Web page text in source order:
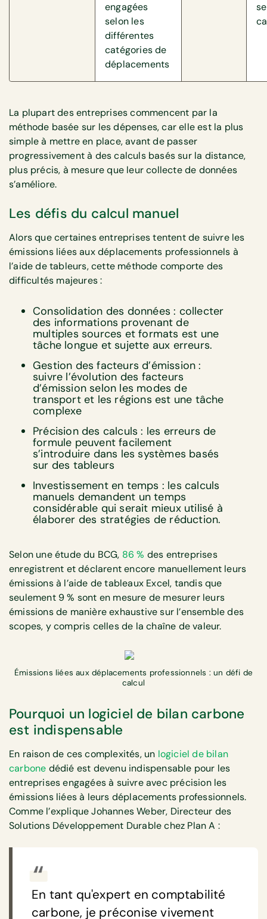
engagées
selon les
différentes
catégories de
déplacements
La plupart des entreprises commencent par la
méthode basée sur les dépenses, car elle est la plus
simple à mettre en place, avant de passer
progressivement à des calculs basés sur la distance,
plus précis, à mesure que leur collecte de données
s’améliore.
Les défis du calcul manuel
Alors que certaines entreprises tentent de suivre les
émissions liées aux déplacements professionnels à
l’aide de tableurs, cette méthode comporte des
difficultés majeures :
Consolidation des données : collecter
des informations provenant de
multiples sources et formats est une
tâche longue et sujette aux erreurs.
Gestion des facteurs d’émission :
suivre l’évolution des facteurs
d’émission selon les modes de
transport et les régions est une tâche
complexe
Précision des calculs : les erreurs de
formule peuvent facilement
s’introduire dans les systèmes basés
sur des tableurs
Investissement en temps : les calculs
manuels demandent un temps
considérable qui serait mieux utilisé à
élaborer des stratégies de réduction.
Selon une étude du BCG, 86 % des entreprises
enregistrent et déclarent encore manuellement leurs
émissions à l’aide de tableaux Excel, tandis que
seulement 9 % sont en mesure de mesurer leurs
émissions de manière exhaustive sur l’ensemble des
scopes, y compris celles de la chaîne de valeur.
Émissions liées aux déplacements professionnels : un défi de
calcul
Pourquoi un logiciel de bilan carbone
est indispensable
En raison de ces complexités, un logiciel de bilan
carbone dédié est devenu indispensable pour les
entreprises engagées à suivre avec précision les
émissions liées à leurs déplacements professionnels.
Comme l’explique Johannes Weber, Directeur des
Solutions Développement Durable chez Plan A :
En tant qu'expert en comptabilité
carbone, je préconise vivement